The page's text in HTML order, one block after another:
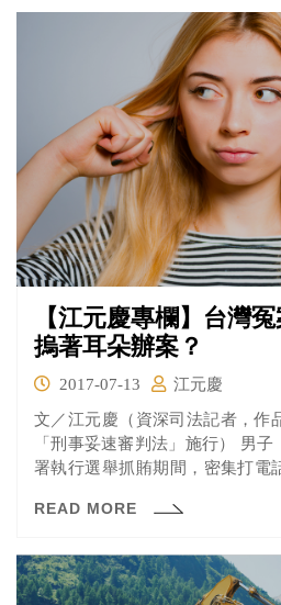
【江元慶專欄】台灣
摀著耳朵辦案？
2017-07-13
江元慶
文／江元慶（資深司法記者，作
「刑事妥速審判法」施行） 男
署執行選舉抓賄期間，密集打電
READ MORE